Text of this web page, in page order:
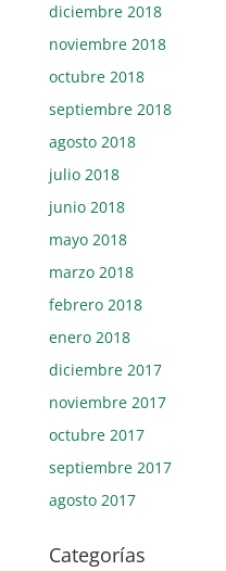
diciembre 2018
noviembre 2018
octubre 2018
septiembre 2018
agosto 2018
julio 2018
junio 2018
mayo 2018
marzo 2018
febrero 2018
enero 2018
diciembre 2017
noviembre 2017
octubre 2017
septiembre 2017
agosto 2017
Categorías